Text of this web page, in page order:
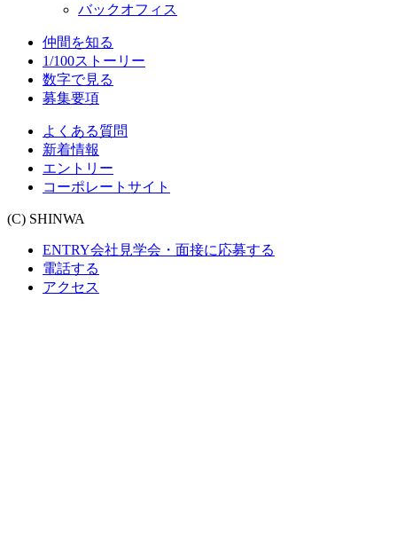
バックオフィス
仲間を知る
1/100ストーリー
数字で見る
募集要項
よくある質問
新着情報
エントリー
コーポレートサイト
(C) SHINWA
ENTRY会社見学会・面接に応募する
電話する
アクセス